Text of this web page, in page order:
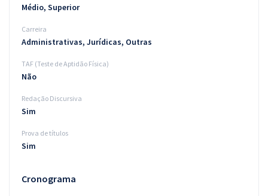
Médio, Superior
Carreira
Administrativas, Jurídicas, Outras
TAF (Teste de Aptidão Física)
Não
Redação Discursiva
Sim
Prova de títulos
Sim
Cronograma